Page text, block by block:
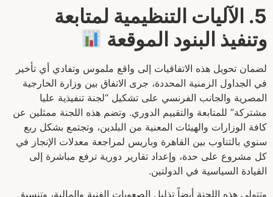
5. الآليات التنظيمية لمتابعة
وتنفيذ البنود الموقعة
لضمان تحويل هذه الاتفاقيات إلى واقع ملموس وتفادي أي تأخير
في الجداول الزمنية المحددة، جرى الاتفاق بين وزارة الخارجية
المصرية والجانب الفرنسي على تشكيل “لجنة تنفيذية عليا
مشتركة” للمتابعة والتقييم الدوري. وتضم هذه اللجنة ممثلين عن
كافة الوزارات والهيئات المعنية من البلدين، وتجتمع بشكل ربع
سنوي بالتناوب بين القاهرة وباريس لمراجعة معدلات الإنجاز في
كل مشروع على حدة، وإعداد تقارير دورية ترفع مباشرة إلى
القيادة السياسية في الدولتين.
وتتولى هذه اللجنة أيضاً تذليل الصعوبات الفنية والمالية، وتنسيق